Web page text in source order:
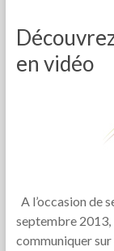
en vidéo
A l’occasion de
septembre 2013,
communiquer